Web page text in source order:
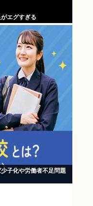
エグすぎる
子化や労働者不足問題